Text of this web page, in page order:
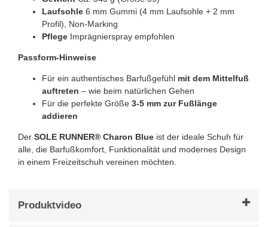
Laufsohle 6 mm Gummi (4 mm Laufsohle + 2 mm
Profil), Non-Marking
Pflege Imprägnierspray empfohlen
Passform-Hinweise
Für ein authentisches Barfußgefühl mit dem Mittelfuß
auftreten – wie beim natürlichen Gehen
Für die perfekte Größe 3-5 mm zur Fußlänge
addieren
Der SOLE RUNNER® Charon Blue ist der ideale Schuh für
alle, die Barfußkomfort, Funktionalität und modernes Design
in einem Freizeitschuh vereinen möchten.
Produktvideo